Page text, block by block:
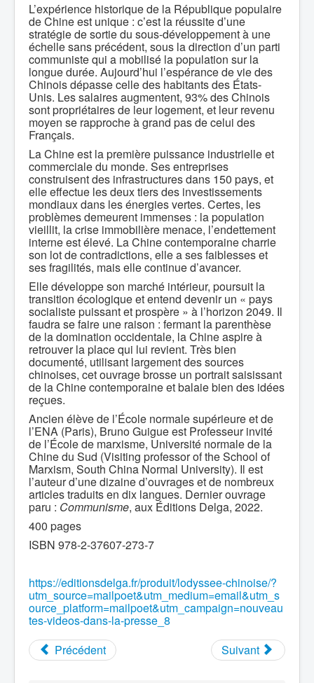
L’expérience historique de la République populaire
de Chine est unique : c’est la réussite d’une
stratégie de sortie du sous-développement à une
échelle sans précédent, sous la direction d’un parti
communiste qui a mobilisé la population sur la
longue durée. Aujourd’hui l’espérance de vie des
Chinois dépasse celle des habitants des États-
Unis. Les salaires augmentent, 93% des Chinois
sont propriétaires de leur logement, et leur revenu
moyen se rapproche à grand pas de celui des
Français.
La Chine est la première puissance industrielle et
commerciale du monde. Ses entreprises
construisent des infrastructures dans 150 pays, et
elle effectue les deux tiers des investissements
mondiaux dans les énergies vertes. Certes, les
problèmes demeurent immenses : la population
vieillit, la crise immobilière menace, l’endettement
interne est élevé. La Chine contemporaine charrie
son lot de contradictions, elle a ses faiblesses et
ses fragilités, mais elle continue d’avancer.
Elle développe son marché intérieur, poursuit la
transition écologique et entend devenir un « pays
socialiste puissant et prospère » à l’horizon 2049. Il
faudra se faire une raison : fermant la parenthèse
de la domination occidentale, la Chine aspire à
retrouver la place qui lui revient. Très bien
documenté, utilisant largement des sources
chinoises, cet ouvrage brosse un portrait saisissant
de la Chine contemporaine et balaie bien des idées
reçues.
Ancien élève de l’École normale supérieure et de
l’ENA (Paris), Bruno Guigue est Professeur invité
de l’École de marxisme, Université normale de la
Chine du Sud (Visiting professor of the School of
Marxism, South China Normal University). Il est
l’auteur d’une dizaine d’ouvrages et de nombreux
articles traduits en dix langues. Dernier ouvrage
paru : Communisme, aux Éditions Delga, 2022.
400 pages
ISBN 978-2-37607-273-7
https://editionsdelga.fr/produit/lodyssee-chinoise/?
utm_source=mailpoet&utm_medium=email&utm_s
ource_platform=mailpoet&utm_campaign=nouveau
tes-videos-dans-la-presse_8
Précédent
Suivant